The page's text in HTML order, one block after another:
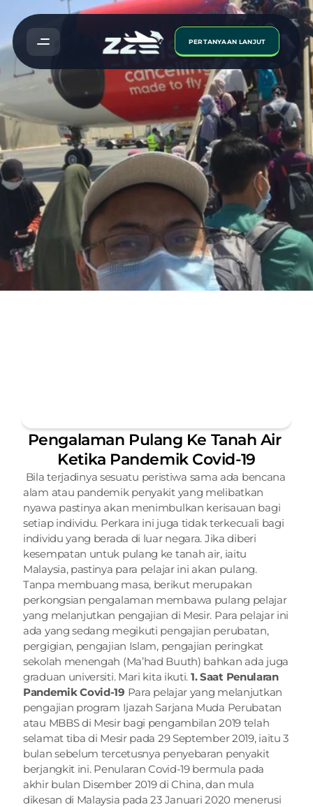
PERTANYAAN LANJUT
Pengalaman Pulang Ke Tanah
Air
Ketika Pandemik Covid-19
Pengalaman Pulang Ke Tanah Air
Ketika Pandemik Covid-19
alam atau pandemik penyakit yang melibatkan
nyawa pastinya akan menimbulkan kerisauan bagi
setiap individu. Perkara ini juga tidak terkecuali bagi
individu yang berada di luar negara. Jika diberi
kesempatan untuk pulang ke tanah air, iaitu
Malaysia, pastinya para pelajar ini akan pulang.
Tanpa membuang masa, berikut merupakan
perkongsian pengalaman membawa pulang pelajar
yang melanjutkan pengajian di Mesir. Para pelajar ini
ada yang sedang megikuti pengajian perubatan,
pergigian, pengajian Islam, pengajian peringkat
sekolah menengah (Ma’had Buuth) bahkan ada juga
graduan universiti. Mari kita ikuti. 1. Saat Penularan
Pandemik Covid-19 Para pelajar yang melanjutkan
pengajian program Ijazah Sarjana Muda Perubatan
atau MBBS di Mesir bagi pengambilan 2019 telah
selamat tiba di Mesir pada 29 September 2019, iaitu 3
bulan sebelum tercetusnya penyebaran penyakit
berjangkit ini. Penularan Covid-19 bermula pada
akhir bulan Disember 2019 di China, dan mula
dikesan di Malaysia pada 23 Januari 2020 menerusi